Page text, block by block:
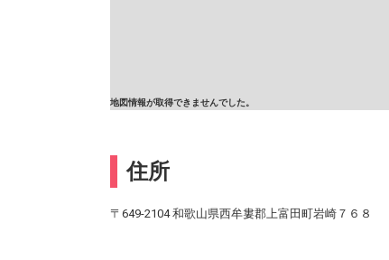
地図情報が取得できませんでした。
住所
〒649-2104 和歌山県西牟婁郡上富田町岩崎７６８